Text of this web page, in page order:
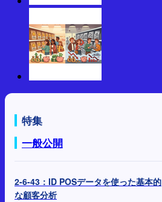
特集
一般公開
2-6-43：ID POSデータを使った基本的
な顧客分析